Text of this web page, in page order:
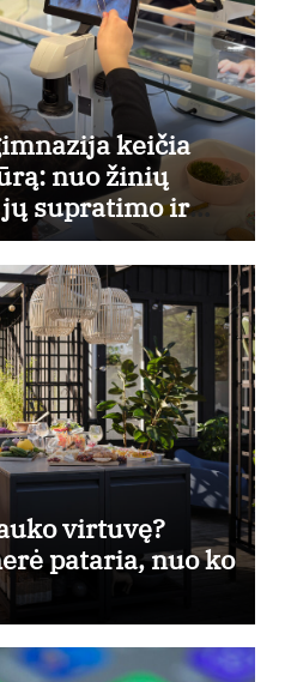
keičia
nuo žinių
supratimo ir
virtuvę?
pataria, nuo ko